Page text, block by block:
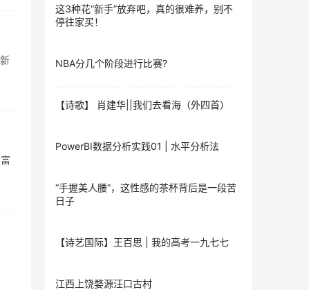
这3种花“新手”放弃吧，真的很难养，别不
停往家买！
NBA分几个阶段进行比赛?
【诗歌】 肖建华||我们去看海（外四首）
PowerBI数据分析实践01 | 水平分析法
“手握美人腰”，这性感的茶杯背后是一段苦
日子
【诗艺国际】王百思 | 我的高考一九七七
江西上饶婺源汪口古村